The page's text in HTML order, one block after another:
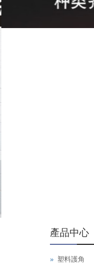
產品中心
塑料護角